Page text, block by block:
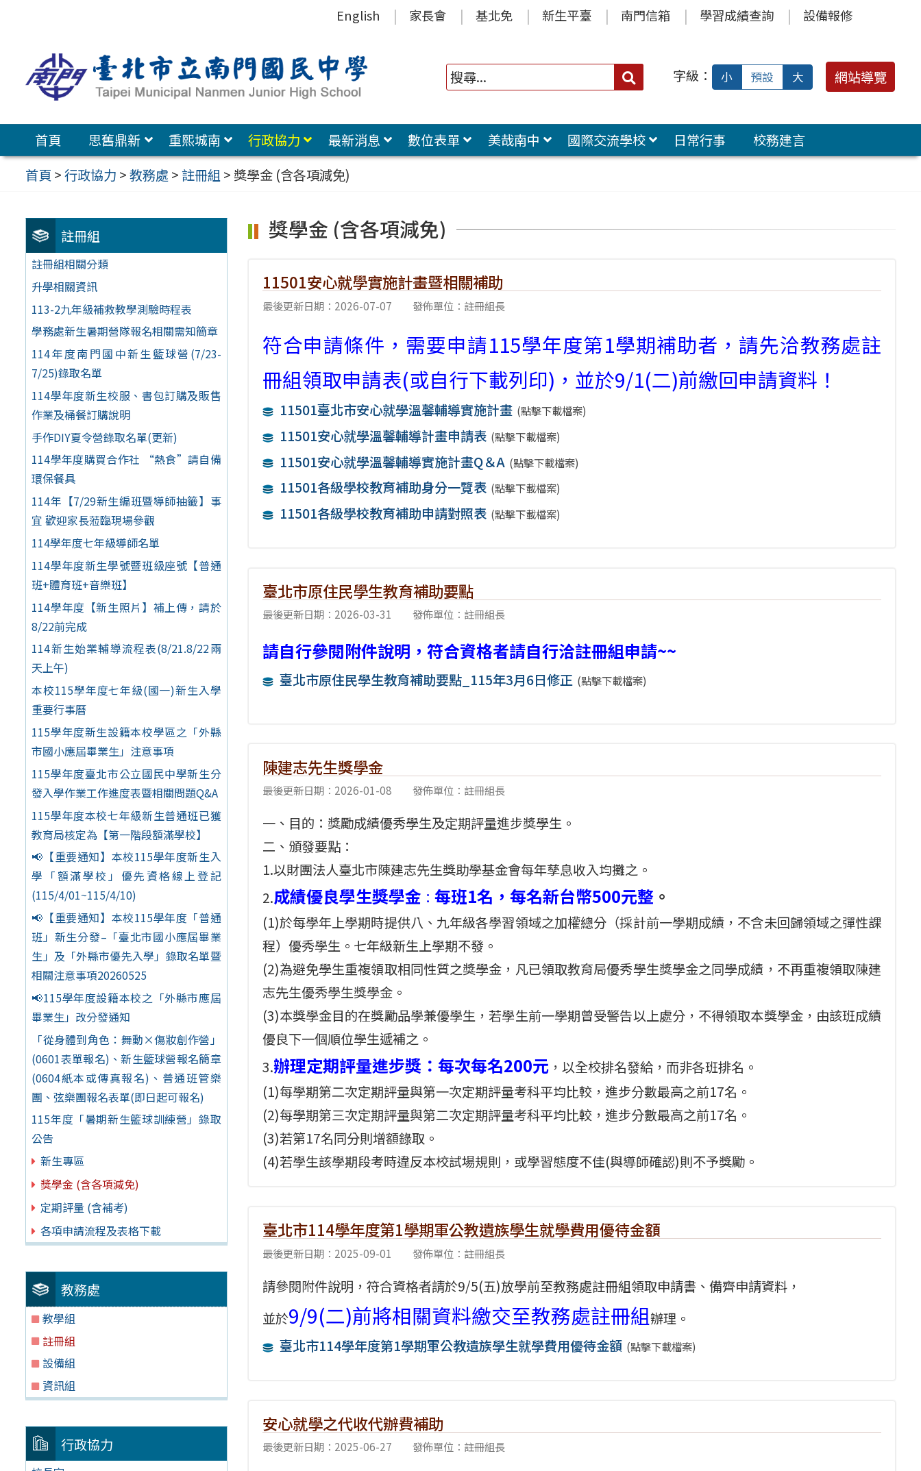
容
區
English 家長會 基北免 新生平臺 南門信箱 學習成績查詢 設備報修
搜
字級： 小 預設 大 網站導覽
首頁 思舊鼎新 重熙城南 行政協力 最新消息 數位表單 美哉南中 國際交流學校 日常行事
校務建言
首頁 >行政協力 >教務處 >註冊組 > 獎學金 (含各項減免)
註冊組
註冊組相關分類
升學相關資訊
113-2九年級補救教學測驗時程表
學務處新生暑期營隊報名相關需知簡章
114年度南門國中新生籃球營(7/23-
7/25)錄取名單
114學年度新生校服、書包訂購及販售
作業及桶餐訂購說明
手作DIY夏令營錄取名單(更新)
114學年度購買合作社 “熱食”請自備
環保餐具
114年【7/29新生編班暨導師抽籤】事
宜 歡迎家長蒞臨現場參觀
114學年度七年級導師名單
114學年度新生學號暨班級座號【普通
班+體育班+音樂班】
114學年度【新生照片】補上傳，請於
8/22前完成
114新生始業輔導流程表(8/21.8/22兩
天上午)
本校115學年度七年級(國一)新生入學
重要行事曆
115學年度新生設籍本校學區之「外縣
市國小應屆畢業生」注意事項
115學年度臺北市公立國民中學新生分
發入學作業工作進度表暨相關問題Q&A
115學年度本校七年級新生普通班已獲
教育局核定為【第一階段額滿學校】
📢【重要通知】本校115學年度新生入
學「額滿學校」優先資格線上登記
(115/4/01~115/4/10)
📢【重要通知】本校115學年度「普通
班」新生分發–「臺北市國小應屆畢業
生」及「外縣市優先入學」錄取名單暨
相關注意事項20260525
📢115學年度設籍本校之「外縣市應屆
畢業生」改分發通知
「從身體到角色：舞動×傷妝創作營」
(0601表單報名)、新生籃球營報名簡章
(0604紙本或傳真報名)、普通班管樂
團、弦樂團報名表單(即日起可報名)
115年度「暑期新生籃球訓練營」錄取
公告
新生專區
獎學金 (含各項減免)
定期評量 (含補考)
各項申請流程及表格下載
教務處
教學組
註冊組
設備組
資訊組
行政協力
獎學金 (含各項減免)
11501安心就學實施計畫暨相關補助
最後更新日期：2026-07-07 發佈單位：註冊組長
符合申請條件，需要申請115學年度第1學期補助者，請先洽教務處註
冊組領取申請表(或自行下載列印)，並於9/1(二)前繳回申請資料！
11501臺北市安心就學溫馨輔導實施計畫 (點擊下載檔案)
11501安心就學溫馨輔導計畫申請表 (點擊下載檔案)
11501安心就學溫馨輔導實施計畫Q＆A (點擊下載檔案)
11501各級學校教育補助身分一覽表 (點擊下載檔案)
11501各級學校教育補助申請對照表 (點擊下載檔案)
臺北市原住民學生教育補助要點
最後更新日期：2026-03-31 發佈單位：註冊組長
請自行參閱附件說明，符合資格者請自行洽註冊組申請~~
臺北市原住民學生教育補助要點_115年3月6日修正 (點擊下載檔案)
陳建志先生獎學金
最後更新日期：2026-01-08 發佈單位：註冊組長
一、目的：獎勵成績優秀學生及定期評量進步獎學生。
二、頒發要點：
1.以財團法人臺北市陳建志先生獎助學基金會每年孳息收入均攤之。
2.成績優良學生獎學金 ： 每班1名，每名新台幣500元整 。
(1)於每學年上學期時提供八、九年級各學習領域之加權總分（採計前一學期成績，不含未回歸領域之彈性課
程）優秀學生。七年級新生上學期不發。
(2)為避免學生重複領取相同性質之獎學金，凡已領取教育局優秀學生獎學金之同學成績，不再重複領取陳建
志先生優秀學生獎學金。
(3)本獎學金目的在獎勵品學兼優學生，若學生前一學期曾受警告以上處分，不得領取本獎學金，由該班成績
優良下一個順位學生遞補之。
3.辦理定期評量進步獎：每次每名200元，以全校排名發給，而非各班排名。
(1)每學期第二次定期評量與第一次定期評量考科平均比較，進步分數最高之前17名。
(2)每學期第三次定期評量與第二次定期評量考科平均比較，進步分數最高之前17名。
(3)若第17名同分則增額錄取。
(4)若學生該學期段考時違反本校試場規則，或學習態度不佳(與導師確認)則不予獎勵。
臺北市114學年度第1學期軍公教遺族學生就學費用優待金額
最後更新日期：2025-09-01 發佈單位：註冊組長
請參閱附件說明，符合資格者請於9/5(五)放學前至教務處註冊組領取申請書、備齊申請資料，
並於9/9(二)前將相關資料繳交至教務處註冊組辦理。
臺北市114學年度第1學期軍公教遺族學生就學費用優待金額 (點擊下載檔案)
安心就學之代收代辦費補助
最後更新日期：2025-06-27 發佈單位：註冊組長